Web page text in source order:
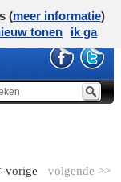
volgende >>
vorige
(meer informatie)
tonen
ik ga